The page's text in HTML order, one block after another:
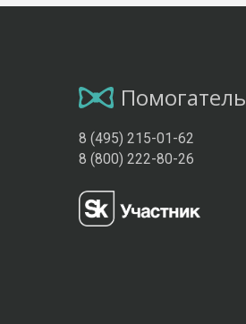
Помогатель
8 (495) 215-01-62
8 (800) 222-80-26